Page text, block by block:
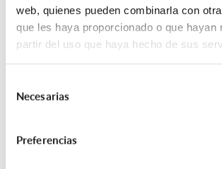
web, quienes pueden combinarla con
que les haya proporcionado o que hayan
partir del uso que haya hecho de sus
Necesarias
Preferencias
04/08/2023
ETIQUETAS:
Compartir esta entrada: